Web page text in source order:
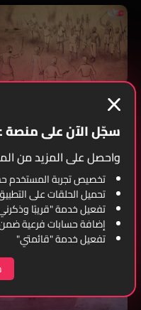
أفلام مترجمة
سجّل الآن على منصة
واحصل على المزيد من
تخصيص تجربة المستخدم
تحميل الحلقات على
تفعيل خدمة "قريبًا
إضافة حسابات فرعية
تفعيل خدمة "قائمتي"